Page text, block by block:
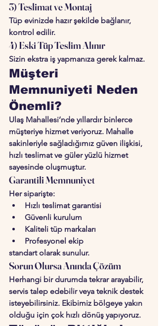
3) Teslimat ve Montaj
Tüp evinizde hazır şekilde bağlanır,
kontrol edilir.
4) Eski Tüp Teslim Alınır
Sizin ekstra iş yapmanıza gerek kalmaz.
Müşteri
Memnuniyeti Neden
Önemli?
Ulaş Mahallesi’nde yıllardır binlerce
müşteriye hizmet veriyoruz. Mahalle
sakinleriyle sağladığımız güven ilişkisi,
hızlı teslimat ve güler yüzlü hizmet
sayesinde oluşmuştur.
Garantili Memnuniyet
Her siparişte:
Hızlı teslimat garantisi
Güvenli kurulum
Kaliteli tüp markaları
Profesyonel ekip
standart olarak sunulur.
Sorun Olursa Anında Çözüm
Herhangi bir durumda tekrar arayabilir,
servis talep edebilir veya teknik destek
isteyebilirsiniz. Ekibimiz bölgeye yakın
olduğu için çok hızlı dönüş yapıyoruz.